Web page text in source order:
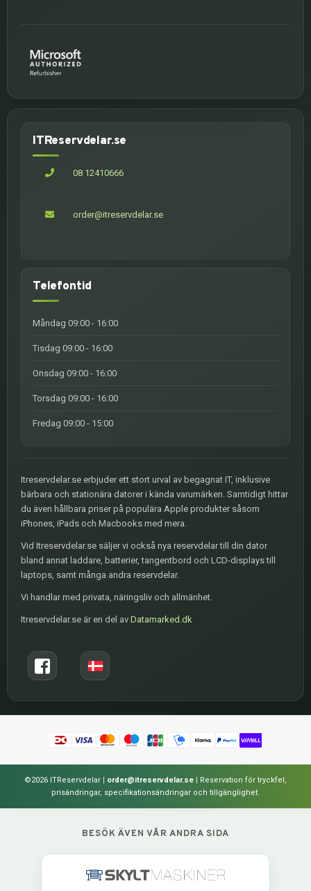
ITReservdelar.se
08 12410666
order@itreservdelar.se
Telefontid
Måndag 09:00 - 16:00
Tisdag 09:00 - 16:00
Onsdag 09:00 - 16:00
Torsdag 09:00 - 16:00
Fredag 09:00 - 15:00
Itreservdelar.se erbjuder ett stort urval av begagnat IT, inklusive
bärbara och stationära datorer i kända varumärken. Samtidigt hittar
du även hållbara priser på populära Apple produkter såsom
iPhones, iPads och Macbooks med mera.
Vid Itreservdelar.se säljer vi också nya reservdelar till din dator
bland annat laddare, batterier, tangentbord och LCD-displays till
laptops, samt många andra reservdelar.
Vi handlar med privata, näringsliv och allmänhet.
Itreservdelar.se är en del av Datamarked.dk
©2026 ITReservdelar | order@itreservdelar.se | Reservation för tryckfel,
prisändringar, specifikationsändringar och tillgänglighet.
BESÖK ÄVEN VÅR ANDRA SIDA